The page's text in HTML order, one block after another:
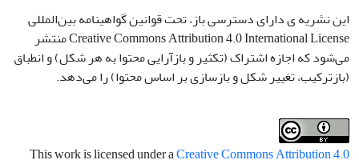
این نشریه ی دارای دسترسی باز، تحت قوانین گواهینامه بین‌المللی
Creative Commons Attribution 4.0 International License منتشر
می‌شود که اجازه اشتراک (تکثیر و بازآرایی محتوا به هر شکل) و انطباق
(بازترکیب، تغییر شکل و بازسازی بر اساس محتوا) را می‌دهد.
This work is licensed under aCreative Commons Attribution 4.0